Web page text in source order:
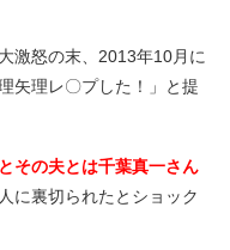
激怒の末、2013年10月に
矢理レ〇プした！」と提
その夫とは千葉真一さん
に裏切られたとショック